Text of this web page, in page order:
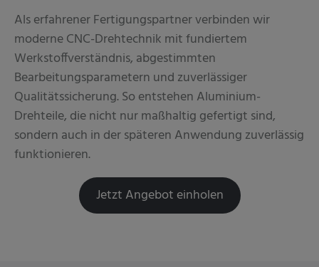
Als erfahrener Fertigungspartner verbinden wir
moderne CNC-Drehtechnik mit fundiertem
Werkstoffverständnis, abgestimmten
Bearbeitungsparametern und zuverlässiger
Qualitätssicherung. So entstehen Aluminium-
Drehteile, die nicht nur maßhaltig gefertigt sind,
sondern auch in der späteren Anwendung zuverlässig
funktionieren.
Jetzt Angebot einholen